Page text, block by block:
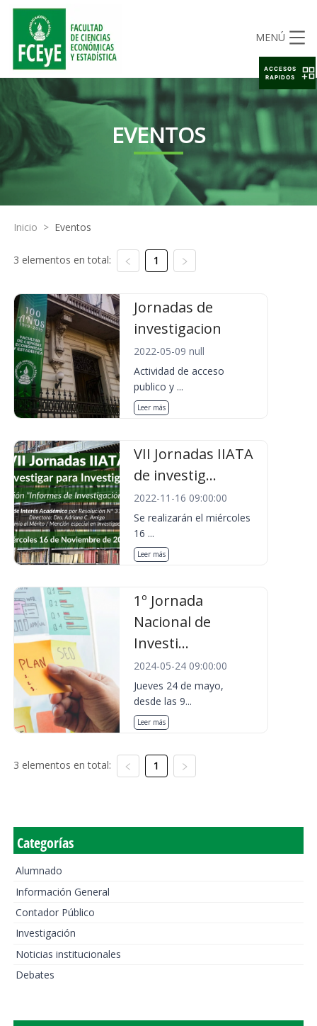
MENÚ
EVENTOS
Inicio > Eventos
3 elementos en total: 1
Jornadas de
investigacion
2022-05-09 null
Actividad de acceso
publico y ...
Leer más
VII Jornadas IIATA
de investig...
2022-11-16 09:00:00
Se realizarán el miércoles
16 ...
Leer más
1º Jornada
Nacional de
Investi...
2024-05-24 09:00:00
Jueves 24 de mayo,
desde las 9...
Leer más
3 elementos en total: 1
Categorías
Alumnado
Información General
Contador Público
Investigación
Noticias institucionales
Debates
ACCESOS
RAPIDOS